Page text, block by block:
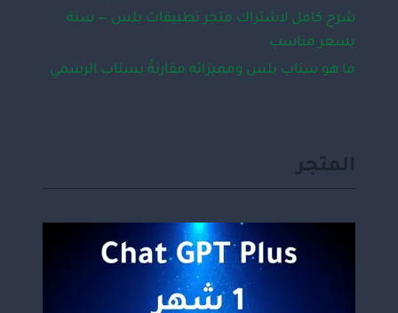
شرح كامل لاشتراك متجر تطبيقات بلس — سنة
بسعر مناسب
ما هو سناب بلس ومميزاته مقارنةً بسناب الرسمي
المتجر